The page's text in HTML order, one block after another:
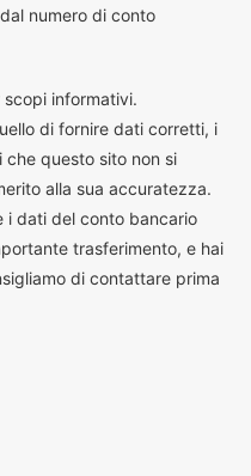
numero di conto
informativi.
di fornire dati corretti, i
questo sito non si
alla sua accuratezza.
i dati del conto bancario
trasferimento, e hai
di contattare prima